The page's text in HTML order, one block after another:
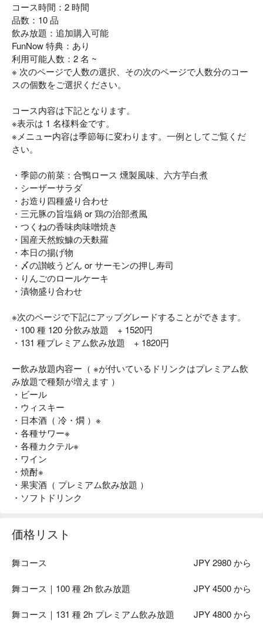
コース時間：2 時間
品数：10 品
飲み放題：追加購入可能
FunNow 特典：あり
利用可能人数：2 名 ~
※ 次のページで人数の選択、その次のページで人数分のコー
スの個数をご選択ください。
コース内容は下記となります。
※表示は 1 名様料金です。
※メニュー内容は季節毎に変わります。一例としてご覧くだ
さい。
・季節の前菜：合鴨ロース 燻製風味、六方芋白煮
・シーザーサラダ
・お造り四種盛り合わせ
・三元豚の旨塩鍋 or 鶏の治部煮風
・つくねの香味肉味噌焼き
・国産天然鮟鱇の天麩羅
・本日の揚げ物
・〆の讃岐うどん or サーモンの押し寿司
・りんごのロールケーキ
・漬物盛り合わせ
※次のページで下記にアップグレードすることができます。
・100 種 120 分飲み放題 + 1520円
・131 種プレミアム飲み放題 + 1820円
ー飲み放題内容ー（ ※が付いているドリンクはプレミアム飲
み放題で種類が増えます ）
・ビール
・ウィスキー
・日本酒（ 冷・燗 ）※
・各種サワー※
・各種カクテル※
・ワイン
・焼酎※
・果実酒（ プレミアム飲み放題 ）
・ソフトドリンク
価格リスト
舞コース JPY 2980 から
舞コース｜100 種 2h 飲み放題 JPY 4500 から
舞コース｜131 種 2h プレミアム飲み放題 JPY 4800 から